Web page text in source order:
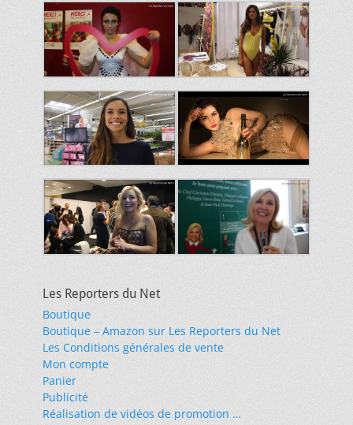
Les Reporters du Net
Boutique
Boutique – Amazon sur Les Reporters du Net
Les Conditions générales de vente
Mon compte
Panier
Publicité
Réalisation de vidéos de promotion …